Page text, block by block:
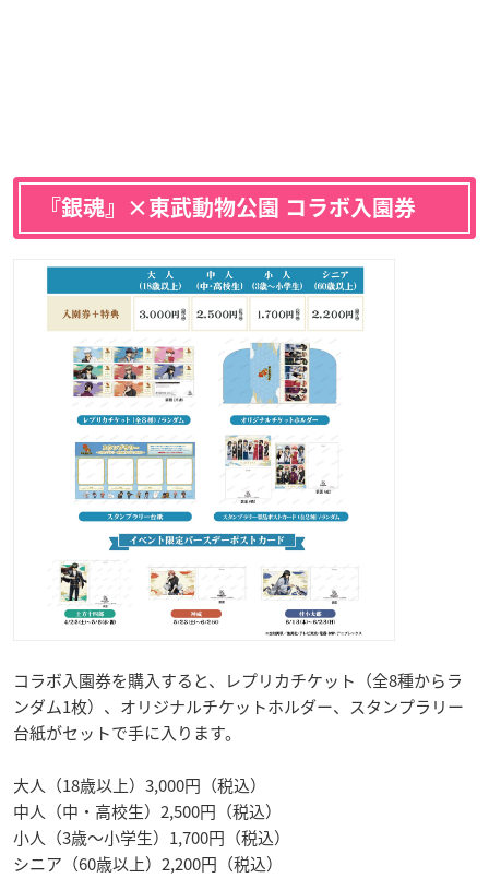
『銀魂』×東武動物公園 コラボ入園券
コラボ入園券を購入すると、レプリカチケット（全8種からラ
ンダム1枚）、オリジナルチケットホルダー、スタンプラリー
台紙がセットで手に入ります。
大人（18歳以上）3,000円（税込）
中人（中・高校生）2,500円（税込）
小人（3歳〜小学生）1,700円（税込）
シニア（60歳以上）2,200円（税込）